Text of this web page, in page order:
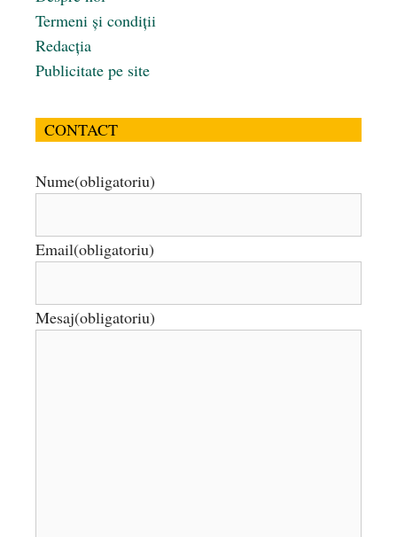
Termeni și condiții
Redacția
Publicitate pe site
CONTACT
Nume(obligatoriu)
Email(obligatoriu)
Mesaj(obligatoriu)